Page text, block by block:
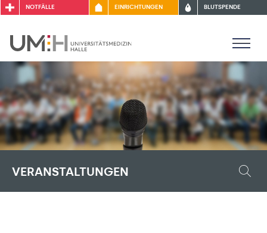
NOTFÄLLE EINRICHTUNGEN BLUTSPENDE
VERANSTALTUNGEN